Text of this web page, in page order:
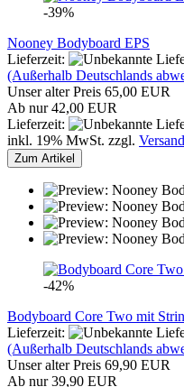
-39%
Nooney Bodyboard EPS
Lieferzeit:
(Außerhalb Deutschlands
Unser alter Preis 65,00 EUR
Ab nur 42,00 EUR
Lieferzeit:
inkl. 19% MwSt. zzgl. Versand
Zum Artikel
-42%
Bodyboard Core Two mit
Lieferzeit:
(Außerhalb Deutschlands
Unser alter Preis 69,90 EUR
Ab nur 39,90 EUR